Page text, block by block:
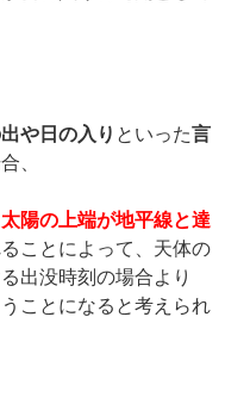
出や日の入り といった言
、
太陽の上端が地平線と達
ことによって、天体の
出没時刻の場合より
ことになると考えられ